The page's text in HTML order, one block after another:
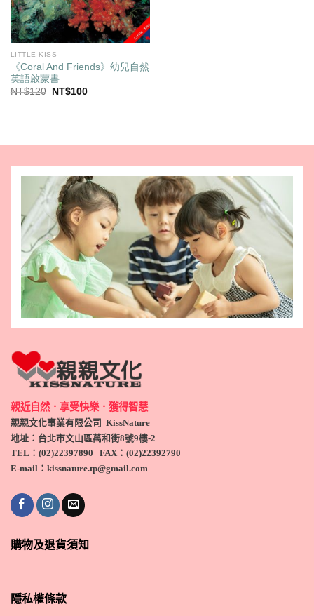
LITTLE KISS
《Coral And Friends》幼兒自然
英語啟蒙書
NT$120
原
NT$100目
親近自然．享受快樂．獲得智慧
親親文化事業有限公司 KissNature
地址：台北市文山區萬和街8號9樓-2
TEL ：(02)22397890 FAX：(02)22392790
E-mail：kissnature.tp@gmail.com
購物及退貨須知
隱私權條款